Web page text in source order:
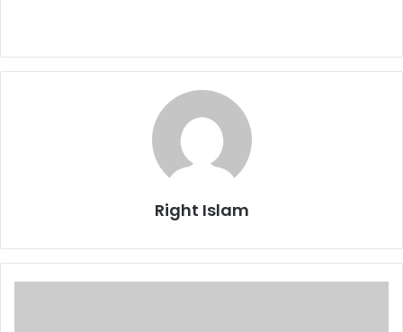
Right Islam